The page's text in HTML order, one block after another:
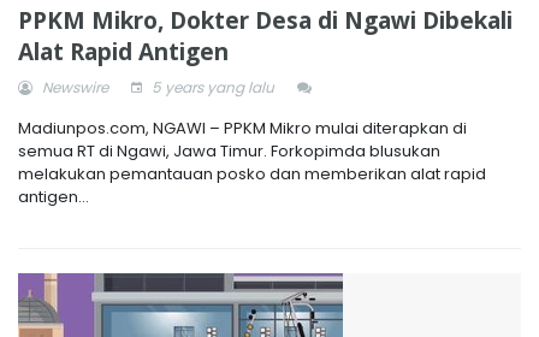
PPKM Mikro, Dokter Desa di Ngawi Dibekali
Alat Rapid Antigen
Newswire 5 years yang lalu
Madiunpos.com, NGAWI – PPKM Mikro mulai diterapkan di
semua RT di Ngawi, Jawa Timur. Forkopimda blusukan
melakukan pemantauan posko dan memberikan alat rapid
antigen...